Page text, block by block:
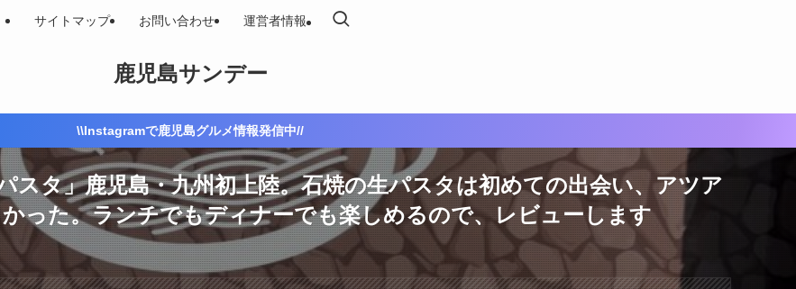
鹿児島サンデー
サイトマップ お問い合わせ 運営者情報
\\Instagramで鹿児島グルメ情報発信中//
スタ」鹿児島・九州初上陸。石焼の生パスタは初めての出会い、アツア
った。ランチでもディナーでも楽しめるので、レビューします